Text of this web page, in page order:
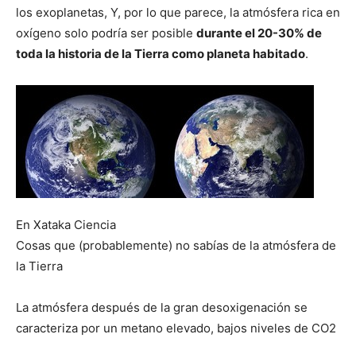
los exoplanetas, Y, por lo que parece, la atmósfera rica en
oxígeno solo podría ser posible durante el 20-30% de
toda la historia de la Tierra como planeta habitado.
En Xataka Ciencia
Cosas que (probablemente) no sabías de la atmósfera de
la Tierra
La atmósfera después de la gran desoxigenación se
caracteriza por un metano elevado, bajos niveles de CO2